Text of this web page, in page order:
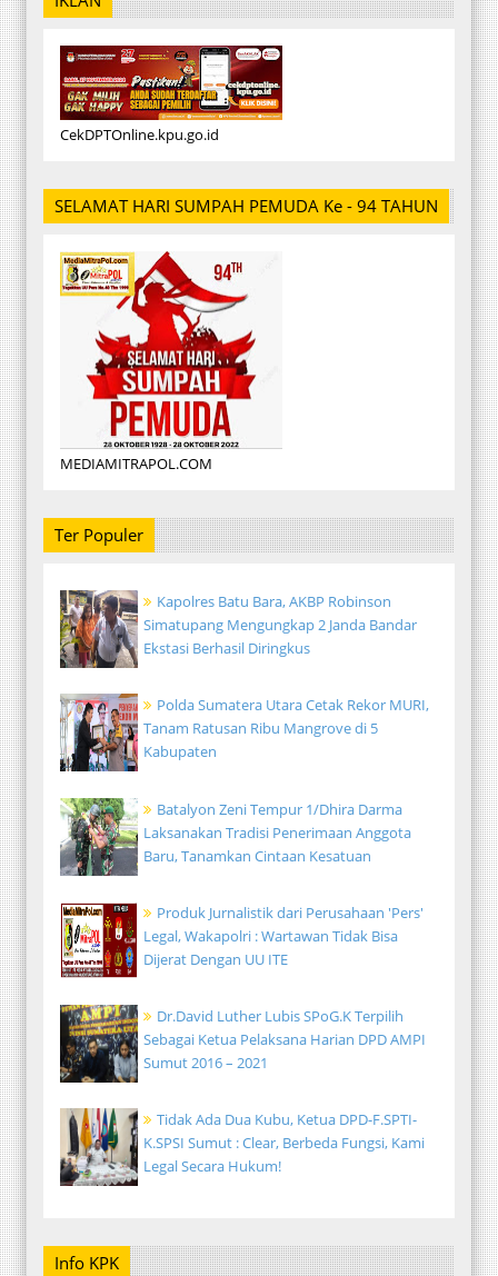
CekDPTOnline.kpu.go.id
SELAMAT HARI SUMPAH PEMUDA Ke - 94 TAHUN
MEDIAMITRAPOL.COM
Ter Populer
Kapolres Batu Bara, AKBP Robinson
Simatupang Mengungkap 2 Janda Bandar
Ekstasi Berhasil Diringkus
Polda Sumatera Utara Cetak Rekor MURI,
Tanam Ratusan Ribu Mangrove di 5
Kabupaten
Batalyon Zeni Tempur 1/Dhira Darma
Laksanakan Tradisi Penerimaan Anggota
Baru, Tanamkan Cintaan Kesatuan
Produk Jurnalistik dari Perusahaan 'Pers'
Legal, Wakapolri : Wartawan Tidak Bisa
Dijerat Dengan UU ITE
Dr.David Luther Lubis SPoG.K Terpilih
Sebagai Ketua Pelaksana Harian DPD AMPI
Sumut 2016 – 2021
Tidak Ada Dua Kubu, Ketua DPD-F.SPTI-
K.SPSI Sumut : Clear, Berbeda Fungsi, Kami
Legal Secara Hukum!
Info KPK